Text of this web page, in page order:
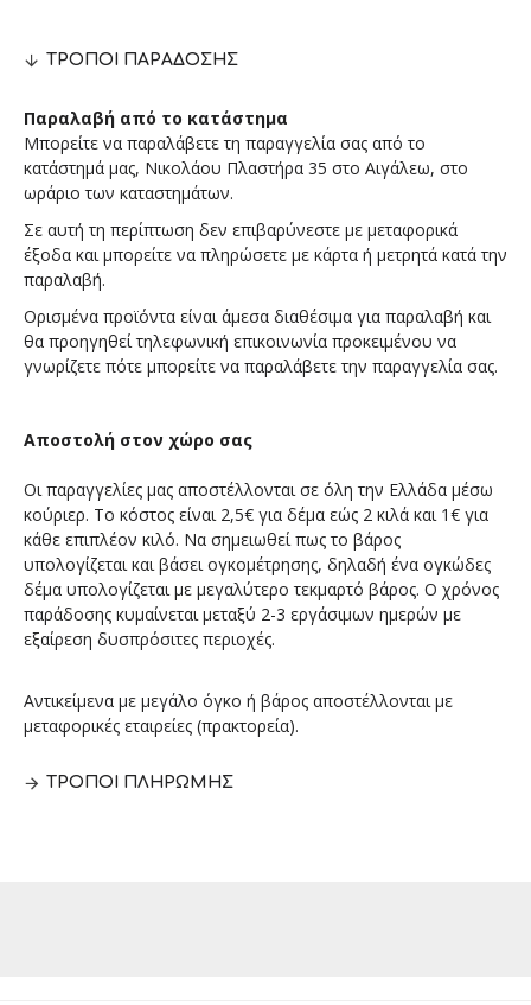
ΤΡΌΠΟΙ ΠΑΡΆΔΟΣΗΣ
Παραλαβή από το κατάστημα
Μπορείτε να παραλάβετε τη παραγγελία σας από το
κατάστημά μας, Νικολάου Πλαστήρα 35 στο Αιγάλεω, στο
ωράριο των καταστημάτων.
Σε αυτή τη περίπτωση δεν επιβαρύνεστε με μεταφορικά
έξοδα και μπορείτε να πληρώσετε με κάρτα ή μετρητά κατά την
παραλαβή.
Ορισμένα προϊόντα είναι άμεσα διαθέσιμα για παραλαβή και
θα προηγηθεί τηλεφωνική επικοινωνία προκειμένου να
γνωρίζετε πότε μπορείτε να παραλάβετε την παραγγελία σας.
Αποστολή στον χώρο σας
Οι παραγγελίες μας αποστέλλονται σε όλη την Ελλάδα μέσω
κούριερ. Το κόστος είναι 2,5€ για δέμα εώς 2 κιλά και 1€ για
κάθε επιπλέον κιλό. Να σημειωθεί πως το βάρος
υπολογίζεται και βάσει ογκομέτρησης, δηλαδή ένα ογκώδες
δέμα υπολογίζεται με μεγαλύτερο τεκμαρτό βάρος. Ο χρόνος
παράδοσης κυμαίνεται μεταξύ 2-3 εργάσιμων ημερών με
εξαίρεση δυσπρόσιτες περιοχές.
Αντικείμενα με μεγάλο όγκο ή βάρος αποστέλλονται με
μεταφορικές εταιρείες (πρακτορεία).
ΤΡΌΠΟΙ ΠΛΗΡΩΜΉΣ